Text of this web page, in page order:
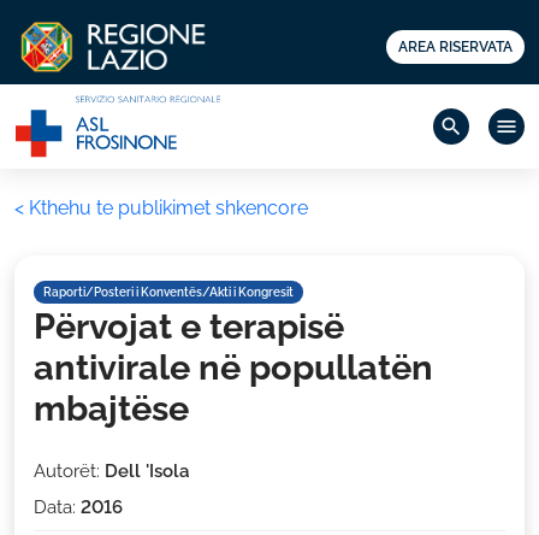
AREA RISERVATA
search menu
< Kthehu te publikimet shkencore
Raporti/Posteri i Konventës/Akti i Kongresit
Përvojat e terapisë
antivirale në popullatën
mbajtëse
Autorët: Dell 'Isola
Data: 2016